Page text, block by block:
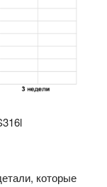
которые